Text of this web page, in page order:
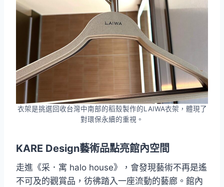
衣架是挑選回收台灣中南部的稻殼製作的LAIWA衣架，體現了
對環保永續的重視。
KARE Design藝術品點亮館內空間
走進《采．寓 halo house》，會發現藝術不再是遙
不可及的觀賞品，彷彿踏入一座流動的藝廊。館內